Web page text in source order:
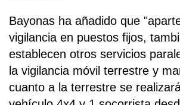
Bayonas ha añadido que
vigilancia en puestos fijos,
establecen otros servicios
la vigilancia móvil terrestre y
cuanto a la terrestre se